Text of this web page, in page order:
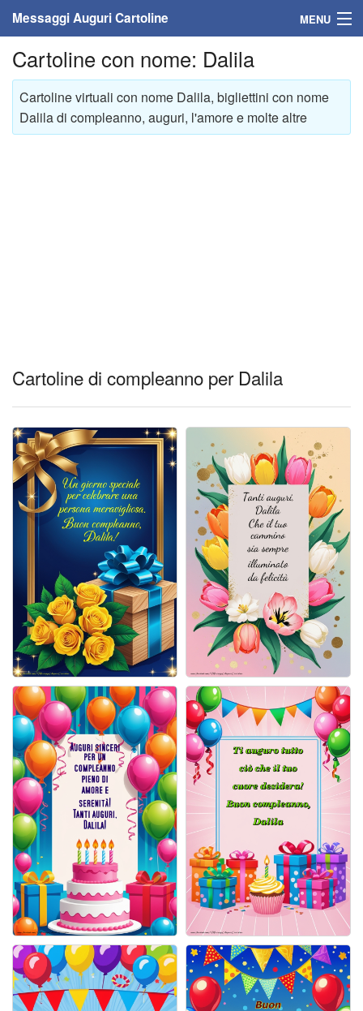
Messaggi Auguri Cartoline MENU
Home
Messaggi
Cartoline
Cartoline giorni settimana
Cartoline musicali
Cartoline animate
Accedi
Cartoline con nome: Dalila
Cartoline virtuali con nome Dalila, bigliettini con nome
Dalila di compleanno, auguri, l'amore e molte altre
Cartoline di compleanno per Dalila